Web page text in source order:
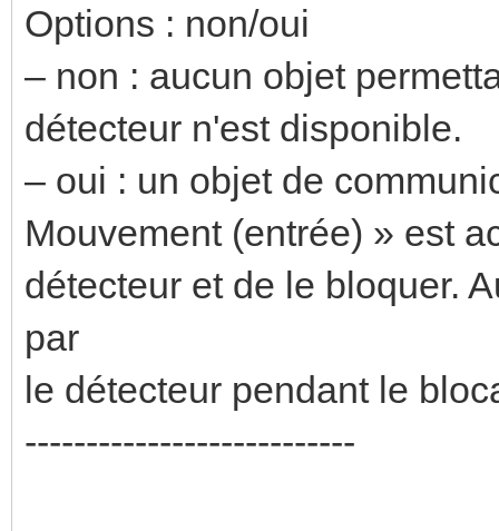
Options : non/oui
– non : aucun objet
détecteur n'est disponible.
– oui : un objet de
Mouvement (entrée) » est
détecteur et de le bloquer.
par
le détecteur pendant le
---------------------------